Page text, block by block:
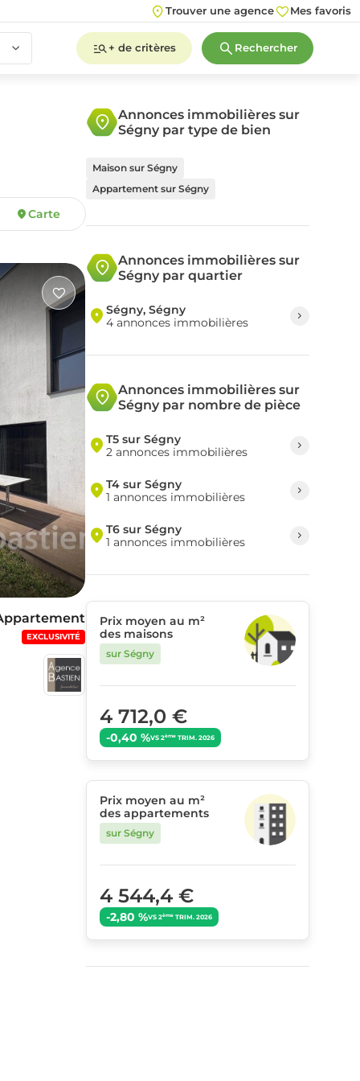
Trouver une agence Mes favoris
5+
2 3 4
+ de critères Rechercher
Carte
EXCLUSIVITÉ
Annonces immobilières sur
Ségny par type de bien
Maison sur Ségny
Appartement sur Ségny
Annonces immobilières sur
Ségny par quartier
Ségny, Ségny
4 annonces immobilières
Annonces immobilières sur
Ségny par nombre de pièce
T5 sur Ségny
2 annonces immobilières
T4 sur Ségny
1 annonces immobilières
T6 sur Ségny
1 annonces immobilières
Prix moyen au m²
des maisons
sur Ségny
4 712,0 €
-0,40 %VS 2èmeTRIM. 2026
Prix moyen au m²
des appartements
sur Ségny
4 544,4 €
-2,80 %VS 2èmeTRIM. 2026